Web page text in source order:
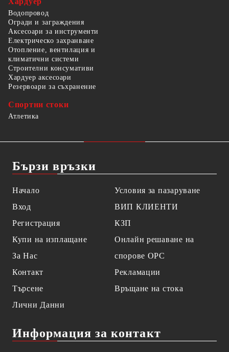
Водопровод
Огради и заграждения
Аксесоари за инструменти
Електрическо захранване
Отопление, вентилация и
климатични системи
Строителни консумативи
Хардуер аксесоари
Резервоари за съхранение
Спортни стоки
Атлетика
Бързи връзки
Начало
Вход
Регистрация
Купи на изплащане
За Нас
Контакт
Търсене
Лични Данни
Условия за пазаруване
ВИП КЛИЕНТИ
КЗП
Онлайн решаване на
спорове OPC
Рекламации
Връщане на стока
Информация за контакт